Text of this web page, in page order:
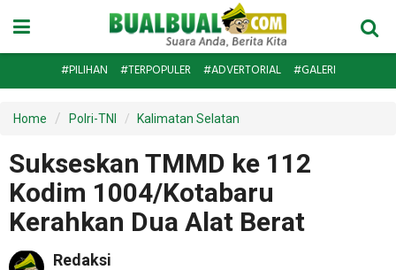
#PILIHAN #TERPOPULER #ADVERTORIAL #GALERI
Home Polri-TNI Kalimatan Selatan
Sukseskan TMMD ke 112
Kodim 1004/Kotabaru
Kerahkan Dua Alat Berat
Redaksi